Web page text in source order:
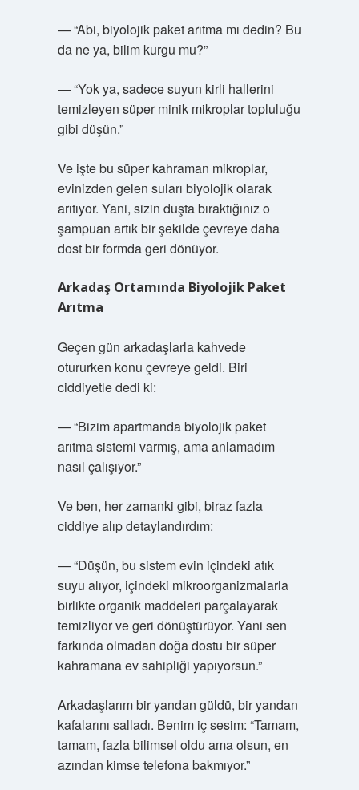
— “Abi, biyolojik paket arıtma mı dedin? Bu
da ne ya, bilim kurgu mu?”
— “Yok ya, sadece suyun kirli hallerini
temizleyen süper minik mikroplar topluluğu
gibi düşün.”
Ve işte bu süper kahraman mikroplar,
evinizden gelen suları biyolojik olarak
arıtıyor. Yani, sizin duşta bıraktığınız o
şampuan artık bir şekilde çevreye daha
dost bir formda geri dönüyor.
Arkadaş Ortamında Biyolojik Paket
Arıtma
Geçen gün arkadaşlarla kahvede
otururken konu çevreye geldi. Biri
ciddiyetle dedi ki:
— “Bizim apartmanda biyolojik paket
arıtma sistemi varmış, ama anlamadım
nasıl çalışıyor.”
Ve ben, her zamanki gibi, biraz fazla
ciddiye alıp detaylandırdım:
— “Düşün, bu sistem evin içindeki atık
suyu alıyor, içindeki mikroorganizmalarla
birlikte organik maddeleri parçalayarak
temizliyor ve geri dönüştürüyor. Yani sen
farkında olmadan doğa dostu bir süper
kahramana ev sahipliği yapıyorsun.”
Arkadaşlarım bir yandan güldü, bir yandan
kafalarını salladı. Benim iç sesim: “Tamam,
tamam, fazla bilimsel oldu ama olsun, en
azından kimse telefona bakmıyor.”